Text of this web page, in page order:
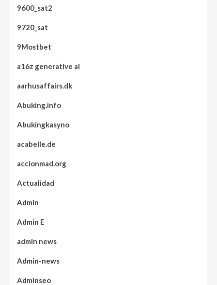
9600_sat2
9720_sat
9Mostbet
a16z generative ai
aarhusaffairs.dk
Abuking.info
Abukingkasyno
acabelle.de
accionmad.org
Actualidad
Admin
Admin E
admin news
Admin-news
Adminseo